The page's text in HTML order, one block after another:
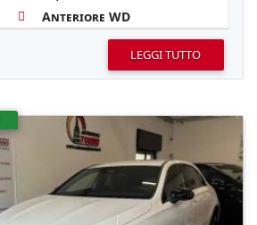
Anteriore WD
LEGGI TUTTO